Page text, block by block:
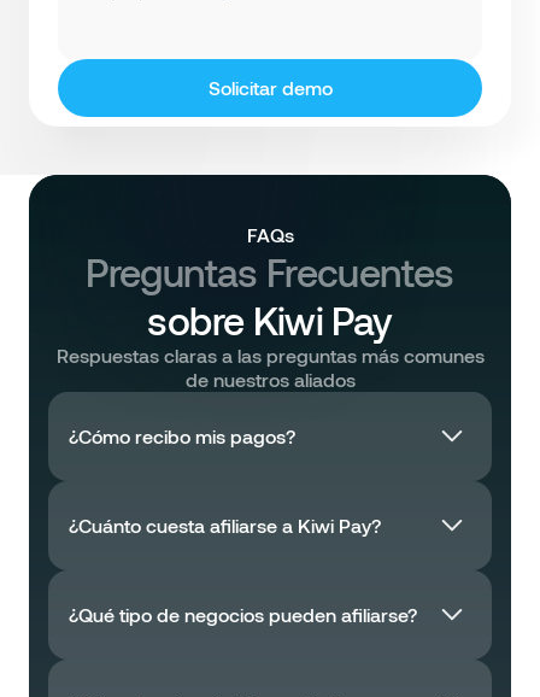
FAQs
Preguntas Frecuentes
sobre Kiwi Pay
Respuestas claras a las preguntas más comunes
de nuestros aliados
¿Cómo recibo mis pagos?
¿Cuánto cuesta afiliarse a Kiwi Pay?
¿Qué tipo de negocios pueden afiliarse?